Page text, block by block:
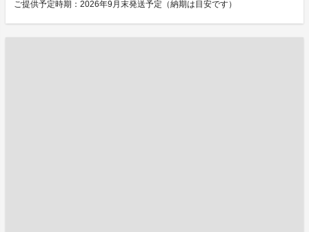
ご提供予定時期：2026年9月末発送予定（納期は目安です）